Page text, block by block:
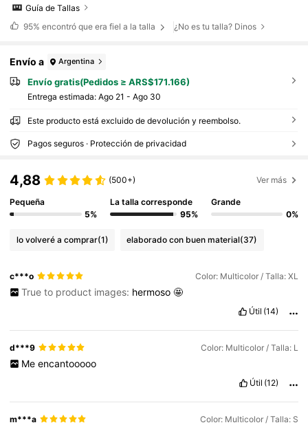
Guía de Tallas
95% encontró que era fiel a la talla ¿No es tu talla? Dinos
Envío a Argentina
Envío gratis(Pedidos ≥ ARS$171.166)
Entrega estimada: Ago 21 - Ago 30
Este producto está excluido de devolución y reembolso.
Pagos seguros · Protección de privacidad
4,88 (500+) Ver más
Pequeña
5%
La talla corresponde
95%
Grande
0%
lo volveré a comprar(1) elaborado con buen material(37)
c***o Color: Multicolor / Talla: XL
True to product images: hermoso 🤩
Útil (14)
d***9 Color: Multicolor / Talla: L
Me encantooooo
Útil (12)
m***a Color: Multicolor / Talla: S